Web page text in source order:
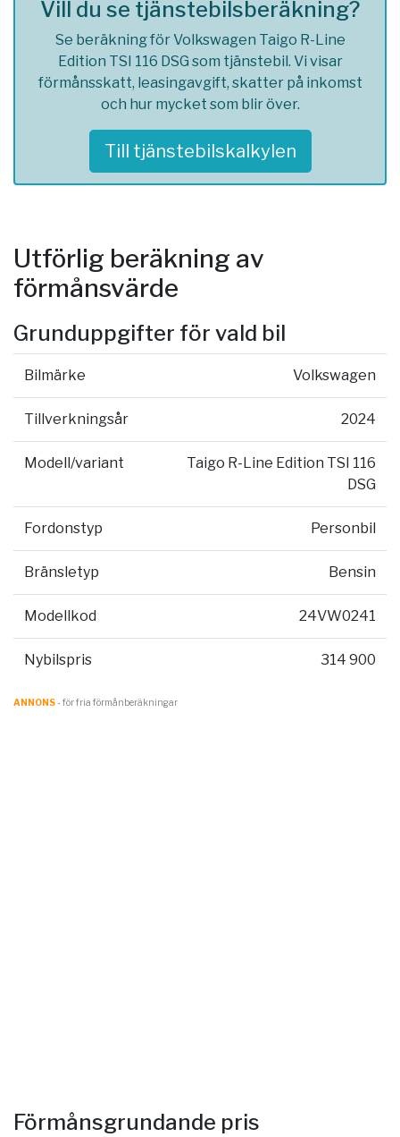
Vill du se tjänstebilsberäkning?
Se beräkning för Volkswagen Taigo R-Line
Edition TSI 116 DSG som tjänstebil. Vi visar
förmånsskatt, leasingavgift, skatter på inkomst
och hur mycket som blir över.
Till tjänstebilskalkylen
Utförlig beräkning av
förmånsvärde
Grunduppgifter för vald bil
Bilmärke Volkswagen
Tillverkningsår 2024
Modell/variant
Taigo R-Line Edition TSI 116
DSG
Fordonstyp Personbil
Bränsletyp Bensin
Modellkod 24VW0241
Nybilspris 314 900
ANNONS- för fria förmånberäkningar
Förmånsgrundande pris